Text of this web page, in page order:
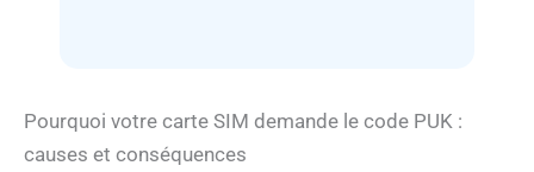
Pourquoi votre carte SIM demande le code PUK :
causes et conséquences